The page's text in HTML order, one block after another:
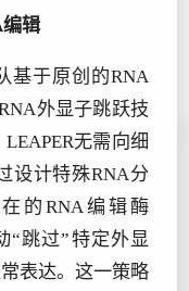
辑
基于原创的RNA
外显子跳跃技
无需向细
设计特殊RNA分
的RNA编辑酶
“跳过”特定外显
表达。这一策略